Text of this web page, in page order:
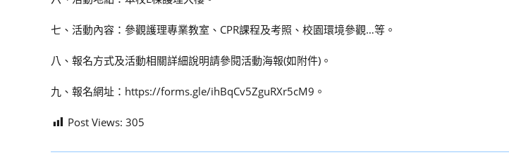
七、活動內容：參觀護理專業教室、CPR課程及考照、校園環境參觀…等。
八、報名方式及活動相關詳細說明請參閱活動海報(如附件)。
九、報名網址：https://forms.gle/ihBqCv5ZguRXr5cM9。
Post Views: 305